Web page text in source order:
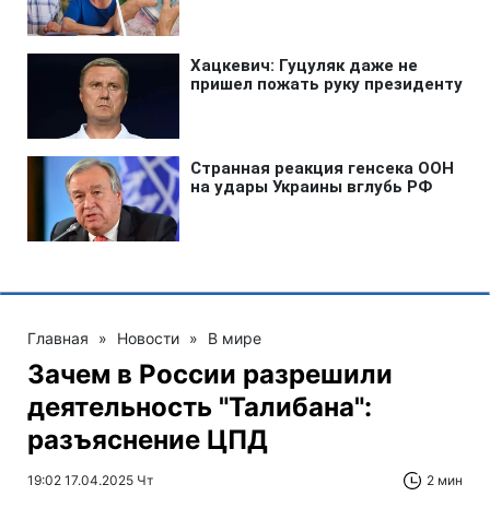
Главная » Новости » В мире
Зачем в России разрешили
деятельность "Талибана":
разъяснение ЦПД
19:02 17.04.2025 Чт 2 мин